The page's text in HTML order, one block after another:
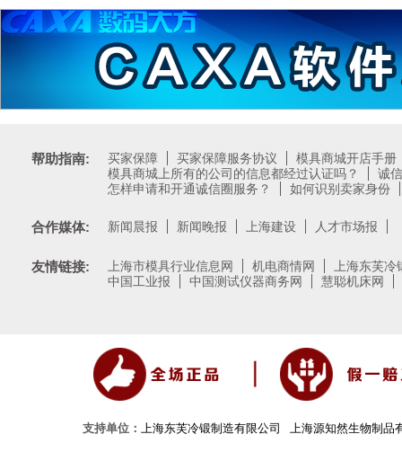
帮助指南: 买家保障 买家保障服务协议
模具商城开店手册
模具商城上所有的公司的信息都经过认证吗？
诚
怎样申请和开通诚信圈服务？
如何识别卖家身份
合作媒体: 新闻晨报 新闻晚报 上海建设 人才市场报
友情链接: 上海市模具行业信息网 机电商情网
上海东芙
中国工业报
中国测试仪器商务网 慧聪机床网
支持单位： 上海东芙冷锻制造有限公司 上海源知然生物制品